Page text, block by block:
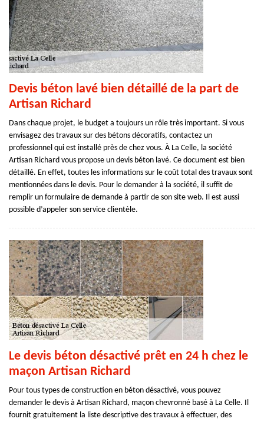
Devis béton lavé bien détaillé de la part de
Artisan Richard
Dans chaque projet, le budget a toujours un rôle très important. Si vous
envisagez des travaux sur des bétons décoratifs, contactez un
professionnel qui est installé près de chez vous. À La Celle, la société
Artisan Richard vous propose un devis béton lavé. Ce document est bien
détaillé. En effet, toutes les informations sur le coût total des travaux sont
mentionnées dans le devis. Pour le demander à la société, il suffit de
remplir un formulaire de demande à partir de son site web. Il est aussi
possible d’appeler son service clientèle.
Le devis béton désactivé prêt en 24 h chez le
maçon Artisan Richard
Pour tous types de construction en béton désactivé, vous pouvez
demander le devis à Artisan Richard, maçon chevronné basé à La Celle. Il
fournit gratuitement la liste descriptive des travaux à effectuer, des